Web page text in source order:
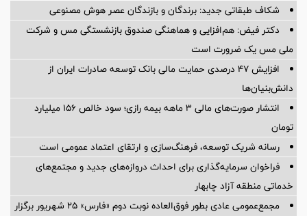
شکاف طبقاتی جدید: برندگان و بازندگان عصر هوش مصنوعی
دکتر فیض: هم‌افزایی و هماهنگی صندوق بازنشستگی مس و شرکت
ملی مس یک ضرورت است
افزایش ۴۷ درصدی حمایت مالی بانک توسعه صادرات ایران از
دانش‌بنیان‌ها
انتشار صورت‌های مالی ۳ ماهه بیمه رازی؛ سود خالص ۱۵۶ میلیارد
تومان
رسانه شریک توسعه، فرهنگ‌سازی و ارتقای اعتماد عمومی است
فراخوان سرمایه‌گذاری برای احداث دروازه‌های جدید و مجتمع‌های
خدماتی منطقه آزاد چابهار
مجمع‌عمومی عادی بطور فوق‌العاده نوبت دوم «فارس» ۲۵ شهریور برگزار